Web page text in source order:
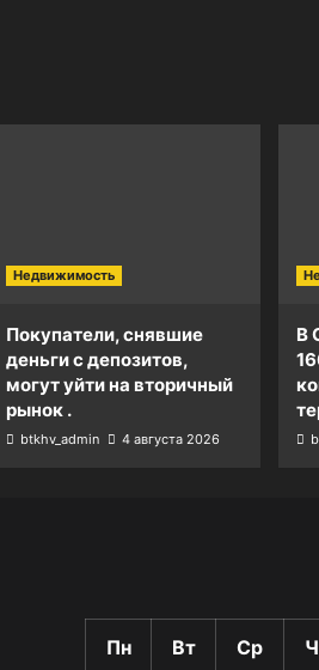
Недвижимость
Покупатели, снявшие
деньги с депозитов,
могут уйти на вторичный
рынок .
btkhv_admin 4 августа 2026
В
Пн Вт Ср